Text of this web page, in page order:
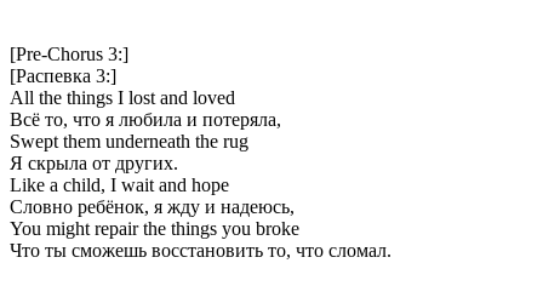
[Pre-Chorus 3:]
[Распевка 3:]
All the things I lost and loved
Всё то, что я любила и потеряла,
Swept them underneath the rug
Я скрыла от других.
Like a child, I wait and hope
Словно ребёнок, я жду и надеюсь,
You might repair the things you broke
Что ты сможешь восстановить то, что сломал.